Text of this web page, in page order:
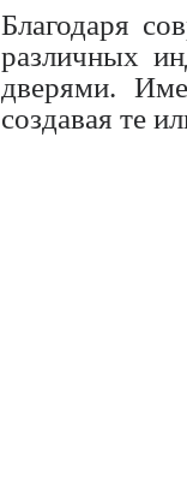
Благодаря
различных
дверями.
создавая те